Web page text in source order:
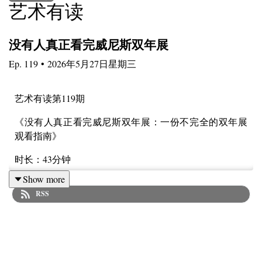
艺术有读
没有人真正看完威尼斯双年展
Ep. 119 • 2026年5月27日星期三
艺术有读第119期
《没有人真正看完威尼斯双年展：一份不完全的双年展
观看指南》
时长：43分钟
嘉宾
独立策展人：巢佳幸
Show more
RSS